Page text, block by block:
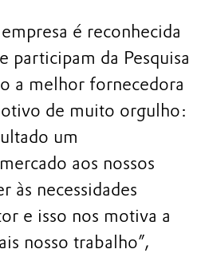
é reconhecida
participam da Pesquisa
a melhor fornecedora
de muito orgulho:
um
aos nossos
às necessidades
e isso nos motiva a
nosso trabalho”,